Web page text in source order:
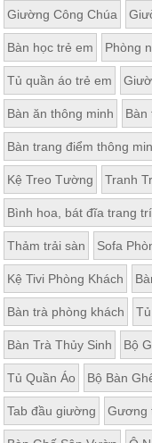
Giường Công Chúa
Bàn học trẻ em Phòng
Tủ quần áo trẻ em
Bàn ăn thông minh Bàn
Bàn trang điểm thông
Kệ Treo Tường Tranh
Bình hoa, bát đĩa trang trí
Thảm trải sàn Sofa
Kệ Tivi Phòng Khách
Bàn trà phòng khách
Bàn Trà Thủy Sinh Bộ
Tủ Quần Áo Bộ Bàn
Tab đầu giường Gương